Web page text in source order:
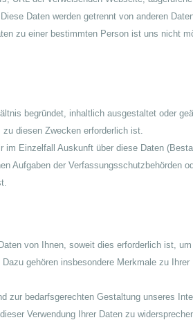
Daten werden getrennt von anderen
zu einer bestimmten Person ist uns nicht
begründet, inhaltlich ausgestaltet oder
diesen Zwecken erforderlich ist.
im Einzelfall Auskunft über diese Daten
Aufgaben der Verfassungsschutzbehörden
von Ihnen, soweit dies erforderlich ist,
gehören insbesondere Merkmale zu
zur bedarfsgerechten Gestaltung unseres
Verwendung Ihrer Daten zu